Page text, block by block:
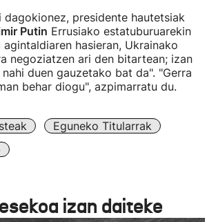
presidente hautetsiak
Putin Errusiako estatuburuarekin
hasieran, Ukrainako
negoziatzen ari den bitartean; izan
duen gauzetako bat da". "Gerra
behar diogu", azpimarratu du.
Eguneko Titularrak
izan daiteke